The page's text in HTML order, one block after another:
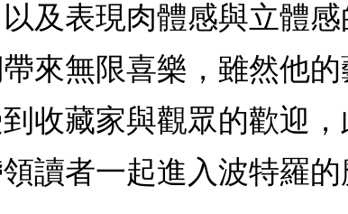
及表現肉體感與立體感
來無限喜樂，雖然他
收藏家與觀眾的歡迎
讀者一起進入波特羅的